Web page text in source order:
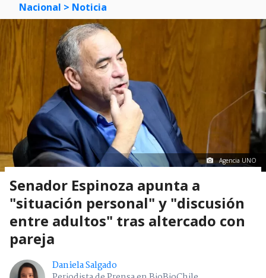
Nacional > Noticia
Agencia UNO
Senador Espinoza apunta a
"situación personal" y "discusión
entre adultos" tras altercado con
pareja
Daniela Salgado